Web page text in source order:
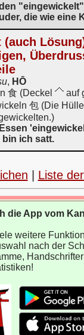
die wie eine
(auch
, HŌ
食 (Deckel
auf
包 (Die
bin ich satt.
Liste
die App vom
weitere
nach der